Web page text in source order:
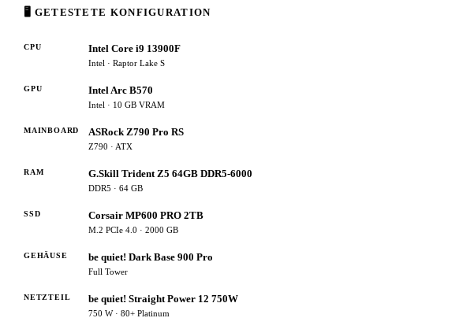
🖥 GETESTETE KONFIGURATION
CPU Intel Core i9 13900F
Intel · Raptor Lake S
GPU Intel Arc B570
Intel · 10 GB VRAM
MAINBOARD ASRock Z790 Pro RS
Z790 · ATX
RAM G.Skill Trident Z5 64GB DDR5-6000
DDR5 · 64 GB
SSD Corsair MP600 PRO 2TB
M.2 PCIe 4.0 · 2000 GB
GEHÄUSE be quiet! Dark Base 900 Pro
Full Tower
NETZTEIL be quiet! Straight Power 12 750W
750 W · 80+ Platinum